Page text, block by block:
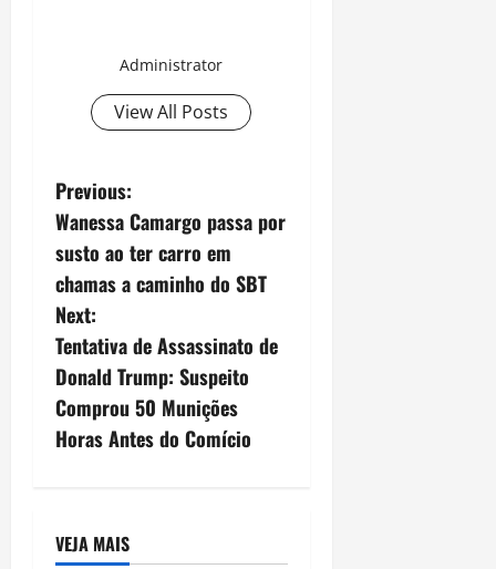
Administrator
View All Posts
P
o
s
t
n
a
Previous:
Wanessa Camargo passa por
susto ao ter carro em
chamas a caminho do SBT
Next:
Tentativa de Assassinato de
Donald Trump: Suspeito
Comprou 50 Munições
Horas Antes do Comício
VEJA MAIS